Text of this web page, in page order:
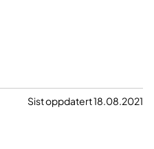
Sist oppdatert 18.08.2021